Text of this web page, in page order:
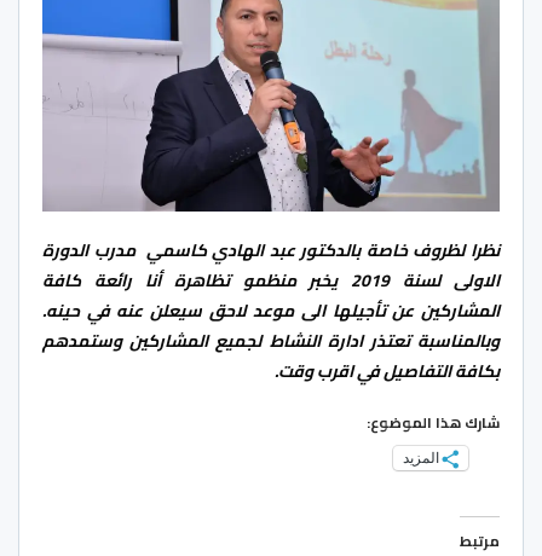
نظرا لظروف خاصة بالدكتور عبد الهادي كاسمي مدرب الدورة
الاولى لسنة 2019 يخبر منظمو تظاهرة أنا رائعة كافة
المشاركين عن تأجيلها الى موعد لاحق سيعلن عنه في حينه.
وبالمناسبة تعتذر ادارة النشاط لجميع المشاركين وستمدهم
بكافة التفاصيل في اقرب وقت.
شارك هذا الموضوع:
المزيد
مرتبط